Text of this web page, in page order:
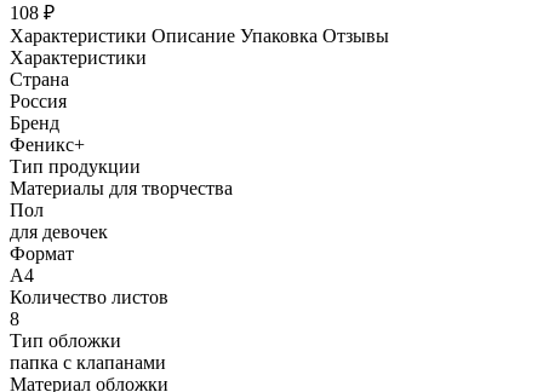
108 ₽
Характеристики Описание Упаковка Отзывы
Характеристики
Страна
Россия
Бренд
Феникс+
Тип продукции
Материалы для творчества
Пол
для девочек
Формат
А4
Количество листов
8
Тип обложки
папка с клапанами
Материал обложки